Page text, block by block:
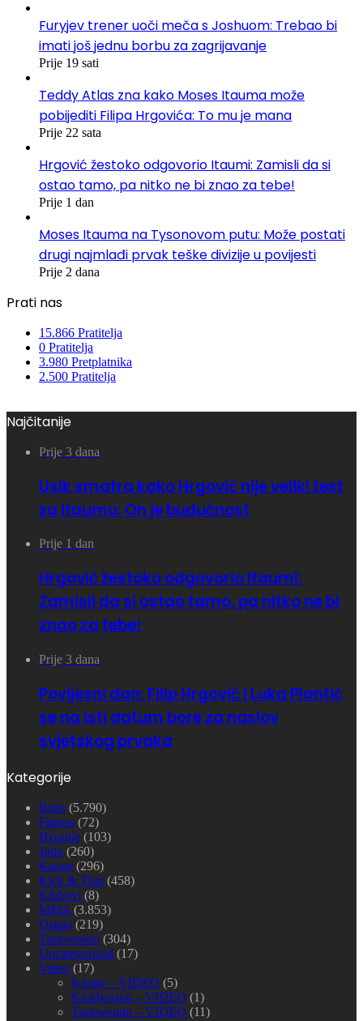
Furyjev trener uoči meča s Joshuom: Trebao bi
imati još jednu borbu za zagrijavanje
Prije 19 sati
Teddy Atlas zna kako Moses Itauma može
pobijediti Filipa Hrgovića: To mu je mana
Prije 22 sata
Hrgović žestoko odgovorio Itaumi: Zamisli da si
ostao tamo, pa nitko ne bi znao za tebe!
Prije 1 dan
Moses Itauma na Tysonovom putu: Može postati
drugi najmlađi prvak teške divizije u povijesti
Prije 2 dana
Prati nas
15.866 Pratitelja
0 Pratitelja
3.980 Pretplatnika
2.500 Pratitelja
Najčitanije
Prije 3 dana
Usik smatra kako Hrgović nije veliki test
za Itaumu: On je budućnost
Prije 1 dan
Hrgović žestoko odgovorio Itaumi:
Zamisli da si ostao tamo, pa nitko ne bi
znao za tebe!
Prije 3 dana
Povijesni dan: Filip Hrgović i Luka Plantić
se na isti datum bore za naslov
svjetskog prvaka
Kategorije
Boks (5.790)
Fitness (72)
Hrvanje (103)
Judo (260)
Karate (296)
Kick & Thai (458)
Klubovi (8)
MMA (3.853)
Ostalo (219)
Taekwondo (304)
Uncategorized (17)
Video (17)
Karate – VIDEO (5)
Kickboxing – VIDEO (1)
Taekwondo – VIDEO (11)